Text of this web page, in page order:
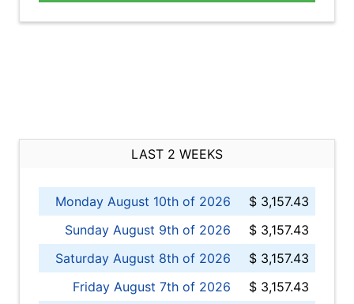
LAST 2 WEEKS
Monday August 10th of 2026
$ 3,157.43
Sunday August 9th of 2026
$ 3,157.43
Saturday August 8th of 2026
$ 3,157.43
Friday August 7th of 2026
$ 3,157.43